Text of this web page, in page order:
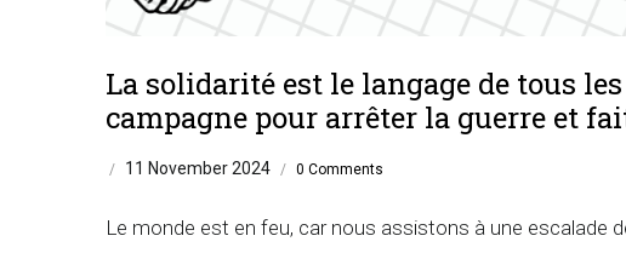
La solidarité est le langage de tous
campagne pour arrêter la guerre et
/ 11 November 2024 / 0 Comments
Le monde est en feu, car nous assistons à une escalade